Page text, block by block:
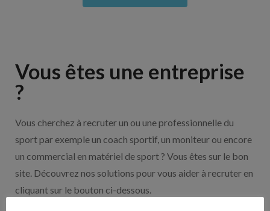
Vous êtes une entreprise
?
Vous cherchez à recruter un ou une professionnelle du
sport par exemple un coach sportif, un moniteur ou encore
un commercial en matériel de sport ? Vous êtes sur le bon
site. Découvrez nos solutions pour vous aider à recruter en
cliquant sur le bouton ci-dessous.